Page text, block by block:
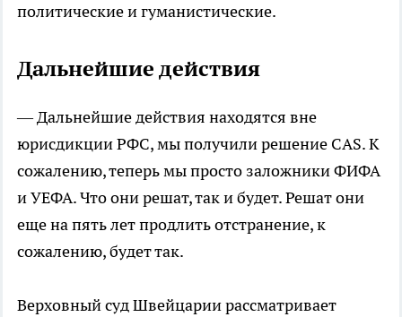
политические и гуманистические.
Дальнейшие действия
— Дальнейшие действия находятся вне
юрисдикции РФС, мы получили решение CAS. К
сожалению, теперь мы просто заложники ФИФА
и УЕФА. Что они решат, так и будет. Решат они
еще на пять лет продлить отстранение, к
сожалению, будет так.
Верховный суд Швейцарии рассматривает